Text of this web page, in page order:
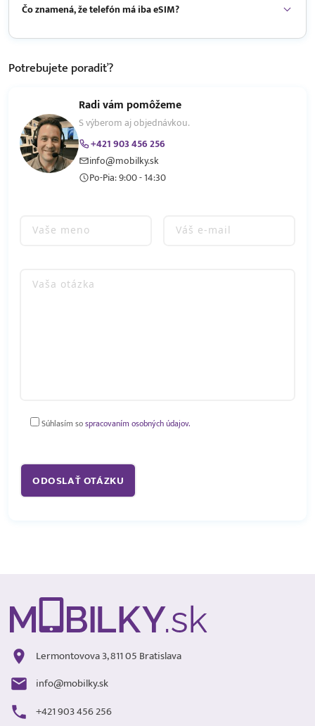
Čo znamená, že telefón má iba eSIM?
Potrebujete poradiť?
Radi vám pomôžeme
S výberom aj objednávkou.
+421 903 456 256
info@mobilky.sk
Po-Pia: 9:00 - 14:30
Súhlasím sospracovaním osobných údajov.
Lermontovova 3, 811 05 Bratislava
info@mobilky.sk
+421 903 456 256